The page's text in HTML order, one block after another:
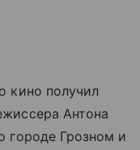
кино получил
Антона
городе Грозном и